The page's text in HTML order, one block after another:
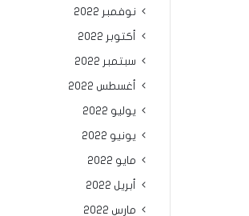
نوفمبر 2022
أكتوبر 2022
سبتمبر 2022
أغسطس 2022
يوليو 2022
يونيو 2022
مايو 2022
أبريل 2022
مارس 2022